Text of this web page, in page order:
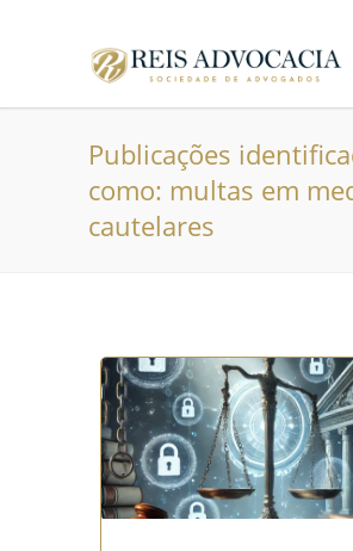
Publicações
como: multas em
cautelares